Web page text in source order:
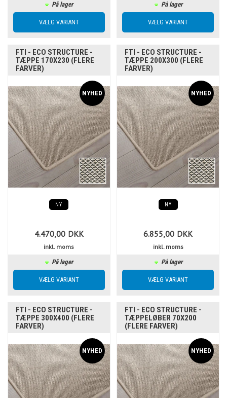
På lager
På lager
FTI - ECO STRUCTURE -
TÆPPE 170X230 (FLERE
FARVER)
NY
4.470,00 DKK
inkl. moms
På lager
FTI - ECO STRUCTURE -
TÆPPE 200X300 (FLERE
FARVER)
NY
6.855,00 DKK
inkl. moms
På lager
FTI - ECO STRUCTURE -
TÆPPE 300X400 (FLERE
FARVER)
FTI - ECO STRUCTURE -
TÆPPELØBER 70X200
(FLERE FARVER)